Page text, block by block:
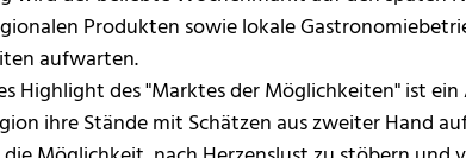
Produkten sowie lokale
aufwarten.
Highlight des "Marktes der Möglichkeiten" ist
ihre Stände mit Schätzen aus zweiter Hand